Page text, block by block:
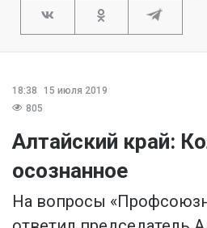
18:38
15 июля 2019
805
Алтайский край:
осознанное
На вопросы